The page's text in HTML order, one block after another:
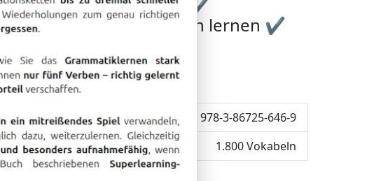
✔ Schnell lernen ✔
✔ 17 Minuten täglich lernen ✔
+ Tablet
ISBN: 978-3-86725-646-9
1.800 Vokabeln